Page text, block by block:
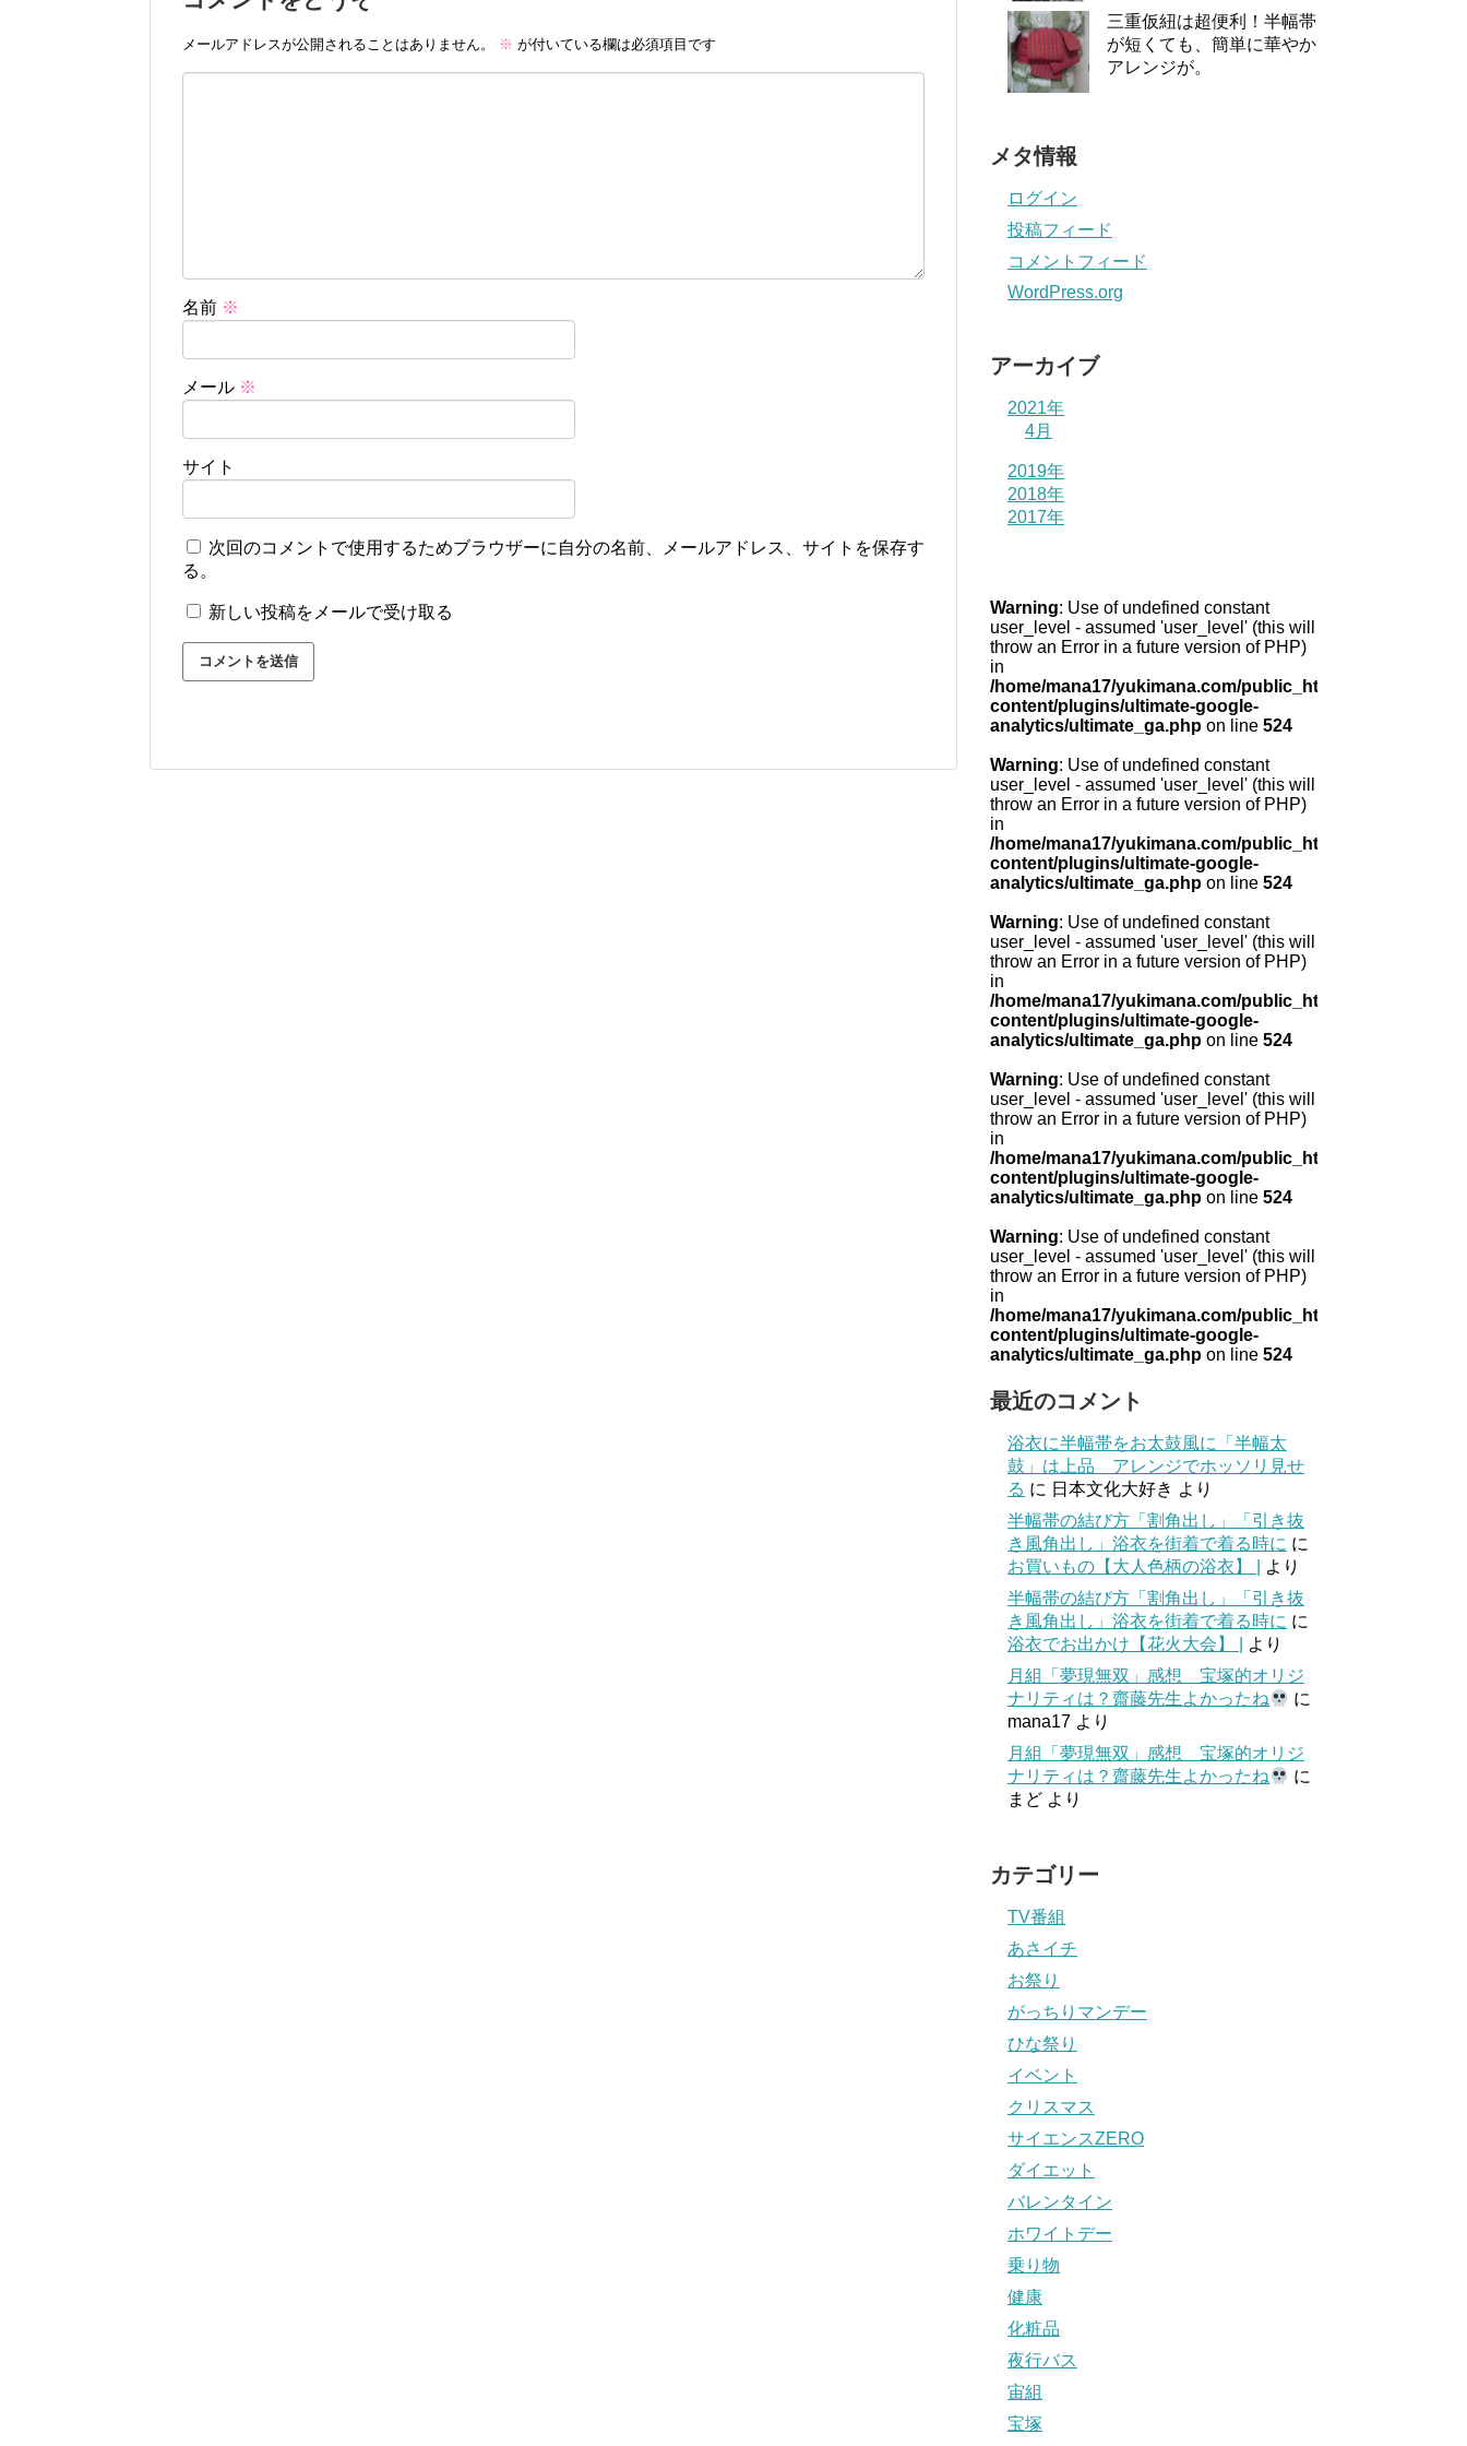
メールアドレスが公開されることはありません。 ※ が付いている欄は必須項目です
名前 ※
メール ※
サイト
次回のコメントで使用するためブラウザーに自分の名前、メールアドレス、サイトを保存す
る。
新しい投稿をメールで受け取る
三重仮紐は超便利！半幅帯
が短くても、簡単に華やか
アレンジが。
メタ情報
ログイン
投稿フィード
コメントフィード
WordPress.org
アーカイブ
2021年
4月
2019年
2018年
2017年
Warning: Use of undefined constant
user_level - assumed 'user_level' (this will
throw an Error in a future version of PHP)
in
/home/mana17/yukimana.com/public_html/wp-
content/plugins/ultimate-google-
analytics/ultimate_ga.php on line 524
Warning: Use of undefined constant
user_level - assumed 'user_level' (this will
throw an Error in a future version of PHP)
in
/home/mana17/yukimana.com/public_html/wp-
content/plugins/ultimate-google-
analytics/ultimate_ga.php on line 524
Warning: Use of undefined constant
user_level - assumed 'user_level' (this will
throw an Error in a future version of PHP)
in
/home/mana17/yukimana.com/public_html/wp-
content/plugins/ultimate-google-
analytics/ultimate_ga.php on line 524
Warning: Use of undefined constant
user_level - assumed 'user_level' (this will
throw an Error in a future version of PHP)
in
/home/mana17/yukimana.com/public_html/wp-
content/plugins/ultimate-google-
analytics/ultimate_ga.php on line 524
Warning: Use of undefined constant
user_level - assumed 'user_level' (this will
throw an Error in a future version of PHP)
in
/home/mana17/yukimana.com/public_html/wp-
content/plugins/ultimate-google-
analytics/ultimate_ga.php on line 524
最近のコメント
浴衣に半幅帯をお太鼓風に「半幅太
鼓」は上品 アレンジでホッソリ見せ
る に 日本文化大好き より
半幅帯の結び方「割角出し」「引き抜
き風角出し」浴衣を街着で着る時に に
お買いもの【大人色柄の浴衣】 |
より
半幅帯の結び方「割角出し」「引き抜
き風角出し」浴衣を街着で着る時に に
浴衣でお出かけ【花火大会】 |
より
月組「夢現無双」感想 宝塚的オリジ
ナリティは？齋藤先生よかったね
に
mana17 より
月組「夢現無双」感想 宝塚的オリジ
ナリティは？齋藤先生よかったね
に
まど より
カテゴリー
TV番組
あさイチ
お祭り
がっちりマンデー
ひな祭り
イベント
クリスマス
サイエンスZERO
ダイエット
バレンタイン
ホワイトデー
乗り物
健康
化粧品
夜行バス
宙組
宝塚